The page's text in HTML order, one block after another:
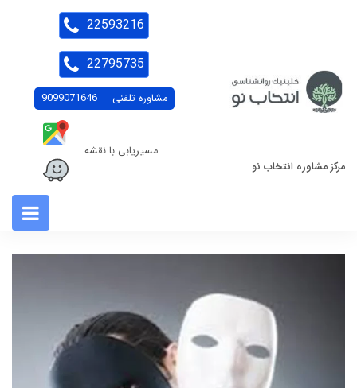
مرکز مشاوره انتخاب نو
مشاوره تلفنی 9099071646
مسیریابی با نقشه
22593216
22795735